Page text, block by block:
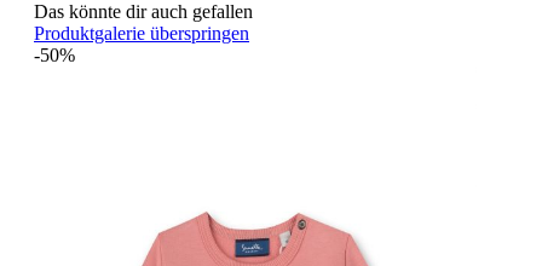
Das könnte dir auch gefallen
Produktgalerie überspringen
-50%